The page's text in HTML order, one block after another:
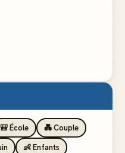
🎒 École
💑 Couple
👶 Enfants